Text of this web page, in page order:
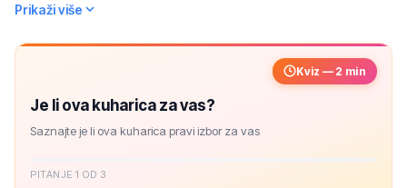
Prikaži više
Kviz — 2 min
Je li ova kuharica za vas?
Saznajte je li ova kuharica pravi izbor za vas
PITANJE 1 OD 3